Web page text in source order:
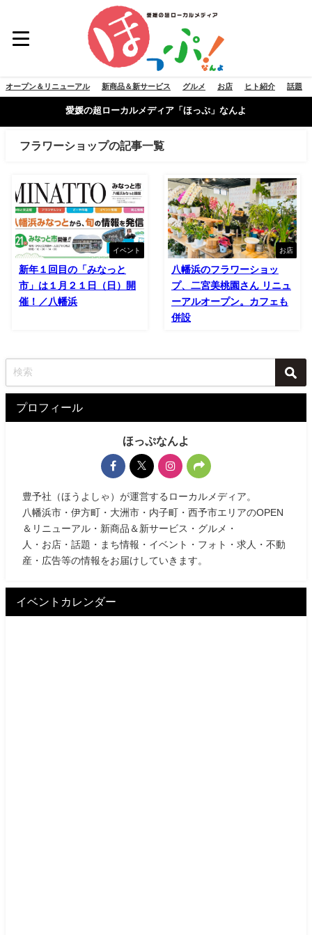
オープン＆リニューアル 新商品＆新サービス グルメ お店 ヒト紹介 話題
愛媛の超ローカルメディア「ほっぷ」なんよ
フラワーショップの記事一覧
イベント
新年１回目の「みなっと
市」は１月２１日（日）開
催！／八幡浜
お店
八幡浜のフラワーショッ
プ、二宮美桃園さん リニュ
ーアルオープン。カフェも
併設
プロフィール
ほっぷなんよ
豊予社（ほうよしゃ）が運営するローカルメディア。
八幡浜市・伊方町・大洲市・内子町・西予市エリアのOPEN
＆リニューアル・新商品＆新サービス・グルメ・
人・お店・話題・まち情報・イベント・フォト・求人・不動
産・広告等の情報をお届けしていきます。
イベントカレンダー